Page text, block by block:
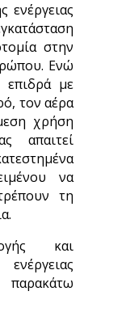
στην
Ενώ
επιδρά με
τον αέρα
χρήση
απαιτεί
να
τη
και